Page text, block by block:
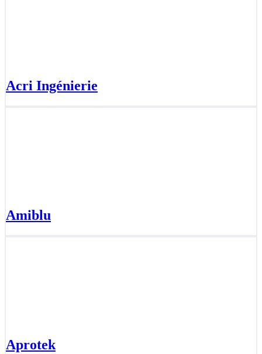
Acri Ingénierie
Amiblu
Aprotek